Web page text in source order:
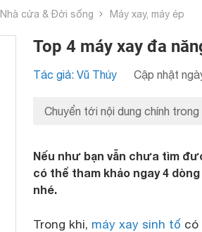
Nhà cửa & Đời sống Máy xay, máy ép
Top 4 máy xay đa
Tác giả: Vũ Thúy Cập nhật
Chuyển tới nội dung chính trong
Nếu như bạn vẫn chưa tìm
có thể tham khảo ngay 4
nhé.
Trong khi, máy xay sinh tố có